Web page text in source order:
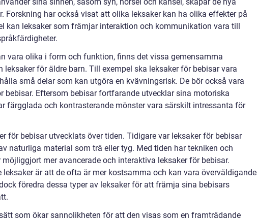
Forskning har också visat att olika leksaker kan ha olika effekter på
kan leksaker som främjar interaktion och kommunikation vara till
vara olika i form och funktion, finns det vissa gemensamma
leksaker för äldre barn. Till exempel ska leksaker för bebisar vara
små delar som kan utgöra en kvävningsrisk. De bör också vara
bebisar. Eftersom bebisar fortfarande utvecklar sina motoriska
färgglada och kontrasterande mönster vara särskilt intressanta för
för bebisar utvecklats över tiden. Tidigare var leksaker för bebisar
naturliga material som trä eller tyg. Med tiden har tekniken och
mer avancerade och interaktiva leksaker för bebisar.
leksaker är att de ofta är mer kostsamma och kan vara överväldigande
föredra dessa typer av leksaker för att främja sina bebisars
som ökar sannolikheten för att den visas som en framträdande